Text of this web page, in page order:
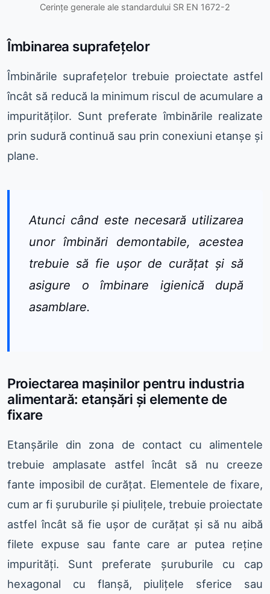
Cerințe generale ale standardului SR EN 1672-2
Îmbinarea suprafețelor
Îmbinările suprafețelor trebuie proiectate astfel
încât să reducă la minimum riscul de acumulare a
impurităților. Sunt preferate îmbinările realizate
prin sudură continuă sau prin conexiuni etanșe și
plane.
Atunci când este necesară utilizarea
unor îmbinări demontabile, acestea
trebuie să fie ușor de curățat și să
asigure o îmbinare igienică după
asamblare.
Proiectarea mașinilor pentru industria
alimentară: etanșări și elemente de
fixare
Etanșările din zona de contact cu alimentele
trebuie amplasate astfel încât să nu creeze
fante imposibil de curățat. Elementele de fixare,
cum ar fi șuruburile și piulițele, trebuie proiectate
astfel încât să fie ușor de curățat și să nu aibă
filete expuse sau fante care ar putea reține
impurități. Sunt preferate șuruburile cu cap
hexagonal cu flanșă, piulițele sferice sau